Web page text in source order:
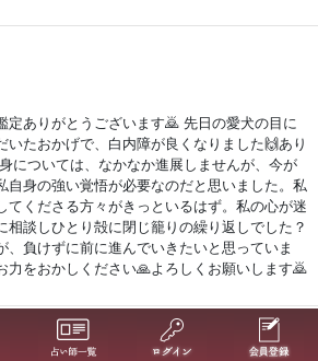
定ありがとうございます🙇 先日の愛犬の目に
いたおかげで、白内障が良くなりました🙌あり
については、なかなか進展しませんが、今が
自身の強い覚悟が必要なのだと思いました。私
てくださる方々がきっといるはず。私の心が迷
相談しひとり殻に閉じ籠りの繰り返しでした？
、負けずに前に進んでいきたいと思っていま
力をおかしください🙏よろしくお願いします🙇